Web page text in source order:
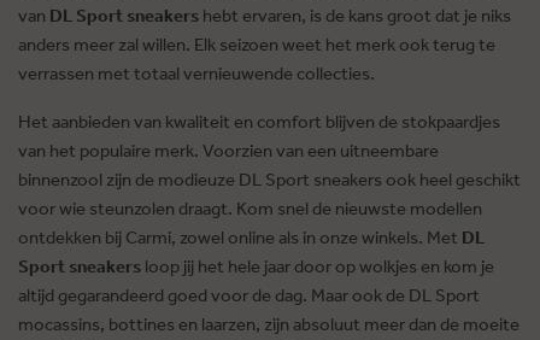
van DL Sport sneakers hebt ervaren, is de kans groot dat je niks
anders meer zal willen. Elk seizoen weet het merk ook terug te
verrassen met totaal vernieuwende collecties.
Het aanbieden van kwaliteit en comfort blijven de stokpaardjes
van het populaire merk. Voorzien van een uitneembare
binnenzool zijn de modieuze DL Sport sneakers ook heel geschikt
voor wie steunzolen draagt. Kom snel de nieuwste modellen
ontdekken bij Carmi, zowel online als in onze winkels. Met DL
Sport sneakers loop jij het hele jaar door op wolkjes en kom je
altijd gegarandeerd goed voor de dag. Maar ook de DL Sport
mocassins, bottines en laarzen, zijn absoluut meer dan de moeite